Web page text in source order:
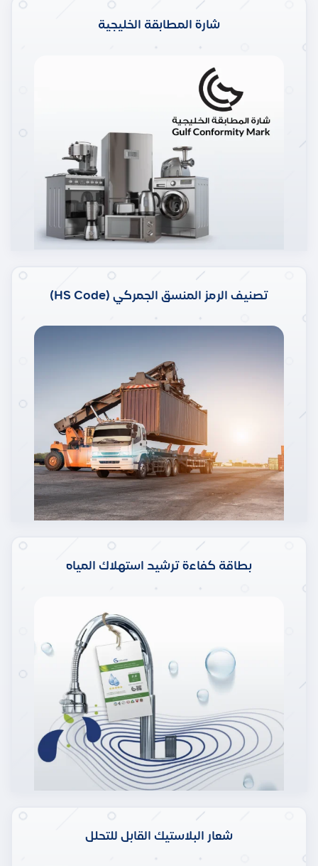
شارة المطابقة الخليجية
تصنيف الرمز المنسق الجمركي (HS Code)
بطاقة كفاءة ترشيد استهلاك المياه
شعار البلاستيك القابل للتحلل